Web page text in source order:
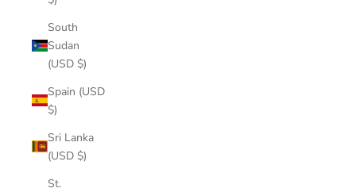
South
Sudan
(USD $)
Spain (USD
$)
Sri Lanka
(USD $)
St.